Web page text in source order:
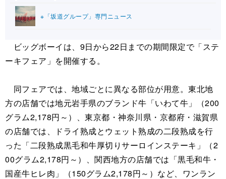
※「坂道グループ」専門ニュース
ビッグボーイは、9日から22日までの期間限定で「ステ
ーキフェア」を開催する。
同フェアでは、地域ごとに異なる部位が用意。東北地
方の店舗では地元岩手県のブランド牛「いわて牛」（200
グラム2,178円～）、東京都・神奈川県・京都府・滋賀県
の店舗では、ドライ熟成とウェット熟成の二段熟成を行
った「二段熟成黒毛和牛厚切りサーロインステーキ」（2
00グラム2,178円～）、関西地方の店舗では「黒毛和牛・
国産牛ヒレ肉」（150グラム2,178円～）など、ワンラン